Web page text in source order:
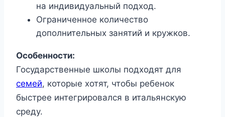
на индивидуальный подход.
Ограниченное количество
дополнительных занятий и кружков.
Особенности:
Государственные школы подходят для
семей, которые хотят, чтобы ребенок
быстрее интегрировался в итальянскую
среду.